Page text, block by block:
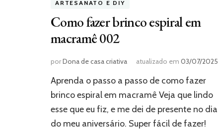
ARTESANATO E DIY
Como fazer brinco espiral em
macramê 002
porDona de casa criativa atualizado em 03/07/2025
Aprenda o passo a passo de como fazer
brinco espiral em macramê Veja que lindo
esse que eu fiz, e me dei de presente no dia
do meu aniversário. Super fácil de fazer!